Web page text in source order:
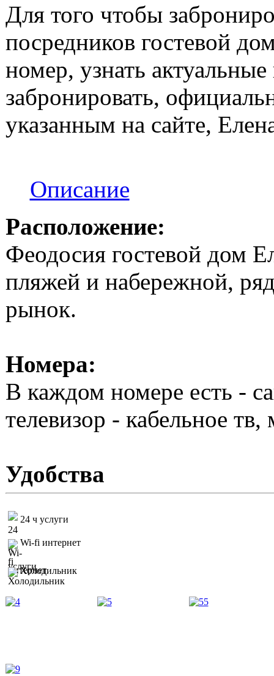
Для того чтобы
посредников гостевой
номер, узнать
забронировать,
указанным на сайте,
Описание
Расположение:
Феодосия гостевой дом
пляжей и набережной,
рынок.
Номера:
В каждом номере есть -
телевизор - кабельное
Удобства
24 ч услуги
Wi-fi интернет
Холодильник